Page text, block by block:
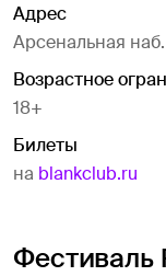
Адрес
Арсенальная наб.
Возрастное
18+
Билеты
на blankclub.ru
Фестиваль